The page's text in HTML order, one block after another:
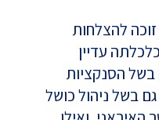
להצלחות
עדיין
הסנקציות
בשל ניהול כושל